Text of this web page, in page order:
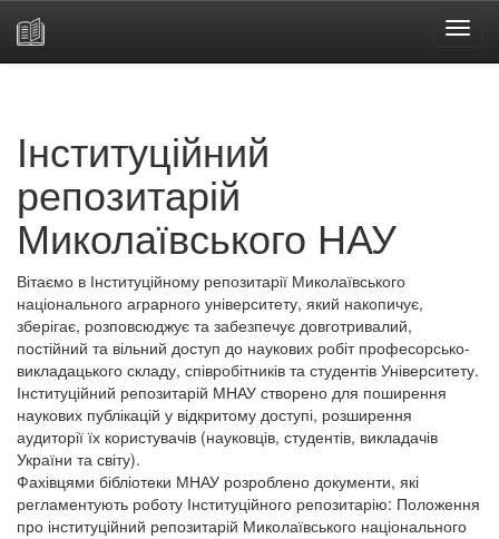
Інституційний
репозитарій
Миколаївського НАУ
Вітаємо в Інституційному репозитарії Миколаївського
національного аграрного університету, який накопичує,
зберігає, розповсюджує та забезпечує довготривалий,
постійний та вільний доступ до наукових робіт професорсько-
викладацького складу, співробітників та студентів Університету.
Інституційний репозитарій МНАУ створено для поширення
наукових публікацій у відкритому доступі, розширення
аудиторії їх користувачів (науковців, студентів, викладачів
України та світу).
Фахівцями бібліотеки МНАУ розроблено документи, які
регламентують роботу Інституційного репозитарію: Положення
про інституційний репозитарій Миколаївського національного